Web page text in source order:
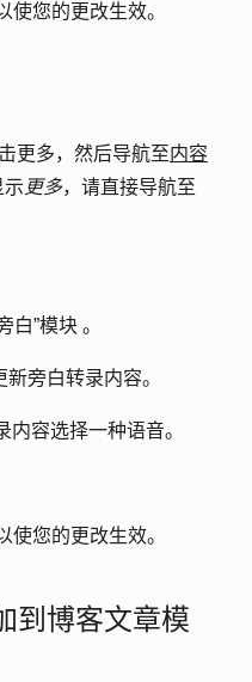
使您的更改生效。
更多，然后导航至内容
示更多，请直接导航至
白”模块 。
旁白转录内容。
内容选择一种语音。
使您的更改生效。
到博客文章模